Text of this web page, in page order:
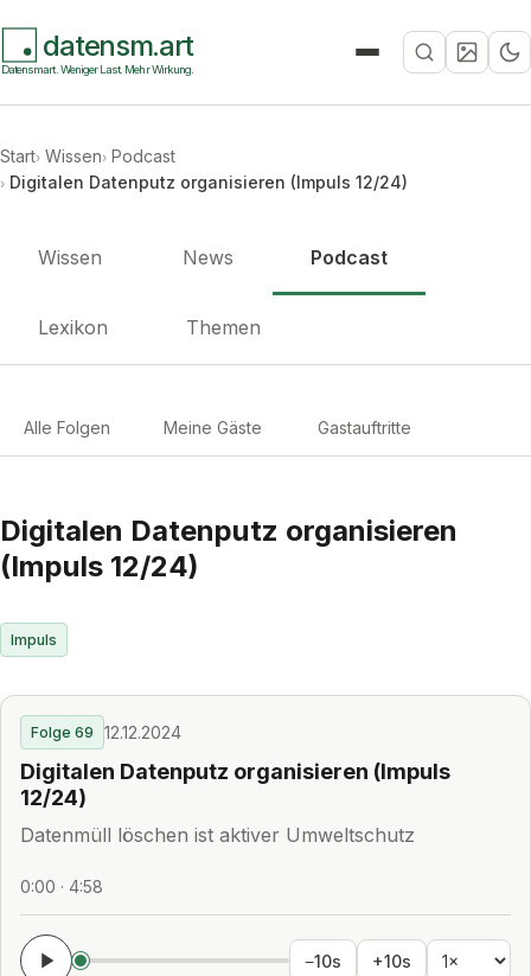
datensm.art
Datensmart. Weniger Last. Mehr Wirkung.
Suche
Start Wissen Podcast
Digitalen Datenputz organisieren (Impuls 12/24)
Wissen News Podcast
Lexikon Themen
Alle Folgen Meine Gäste Gastauftritte
Digitalen Datenputz organisieren
(Impuls 12/24)
Impuls
Folge 69 12.12.2024
Digitalen Datenputz organisieren (Impuls
12/24)
Datenmüll löschen ist aktiver Umweltschutz
0:00 · 4:58
−10s +10s